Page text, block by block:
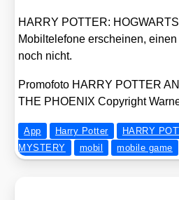
HARRY POTTER:
Mobil­te­le­fo­ne erschei­nen,
noch nicht.
Pro­mo­fo­to HARRY POTTER
THE PHOENIX Copy­right
App Harry Potter
HARRY
MYSTERY
mobil mobile game